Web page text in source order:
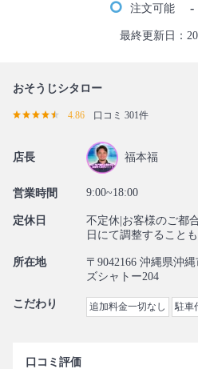
注文可能 -
最終更新日：
おそうじシタロー
4.86 口コミ 301件
店長 福本福
営業時間 9:00~18:00
定休日
不定休|お客様のご都
日にて調整することも
所在地
〒9042166 沖縄県沖
ズシャトー204
こだわり 追加料金一切なし 駐車
口コミ評価